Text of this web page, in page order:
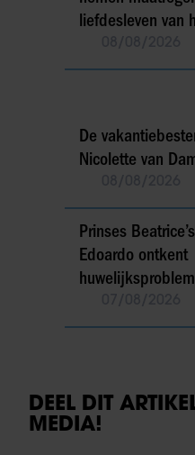
liefdesleven van
De
Nicolette van
Prinses
Edoardo ontkent
DEEL DIT
MEDIA!